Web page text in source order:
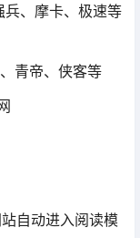
、摩卡、极速等
青帝、侠客等
自动进入阅读模